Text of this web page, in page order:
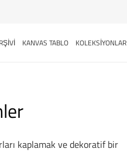
KANVAS TABLO KOLEKSİYONLAR
kaplamak ve dekoratif bir